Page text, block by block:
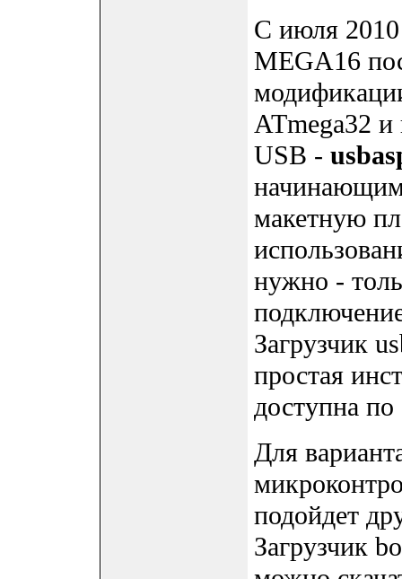
С июля 2010
MEGA16
ATmega32
USB -
начинающим
макетную
нужно -
Загрузчик
простая
доступна
Для
подойдет
Загрузчик